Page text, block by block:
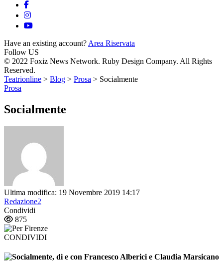
Have an existing account? Area Riservata
Follow US
© 2022 Foxiz News Network. Ruby Design Company. All Rights
Reserved.
Teatrionline > Blog > Prosa > Socialmente
Prosa
Socialmente
Ultima modifica: 19 Novembre 2019 14:17
Redazione2
Condividi
875
CONDIVIDI